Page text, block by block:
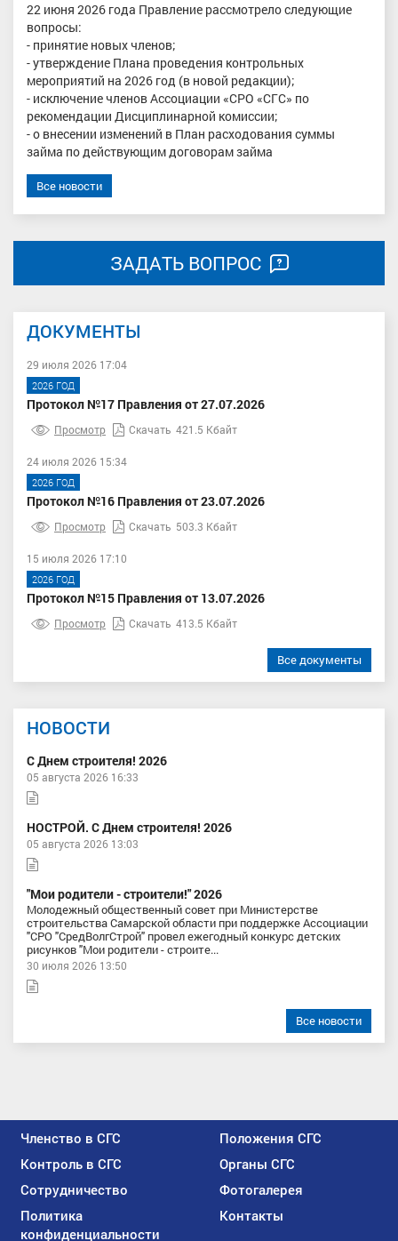
22 июня 2026 года Правление рассмотрело следующие
вопросы:
- принятие новых членов;
- утверждение Плана проведения контрольных
мероприятий на 2026 год (в новой редакции);
- исключение членов Ассоциации «СРО «СГС» по
рекомендации Дисциплинарной комиссии;
- о внесении изменений в План расходования суммы
займа по действующим договорам займа
Все новости
ЗАДАТЬ ВОПРОС
ДОКУМЕНТЫ
29 июля 2026 17:04
2026 ГОД
Протокол №17 Правления от 27.07.2026
Просмотр Скачать 421.5 Кбайт
24 июля 2026 15:34
2026 ГОД
Протокол №16 Правления от 23.07.2026
Просмотр Скачать 503.3 Кбайт
15 июля 2026 17:10
2026 ГОД
Протокол №15 Правления от 13.07.2026
Просмотр Скачать 413.5 Кбайт
Все документы
НОВОСТИ
С Днем строителя! 2026
05 августа 2026 16:33
НОСТРОЙ. С Днем строителя! 2026
05 августа 2026 13:03
"Мои родители - строители!" 2026
Молодежный общественный совет при Министерстве
строительства Самарской области при поддержке Ассоциации
"СРО "СредВолгСтрой" провел ежегодный конкурс детских
рисунков "Мои родители - строите...
30 июля 2026 13:50
Все новости
Членство в СГС
Положения СГС
Контроль в СГС
Органы СГС
Сотрудничество
Фотогалерея
Политика
конфиденциальности
Контакты